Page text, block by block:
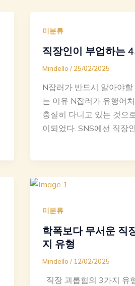
미분류
직장인이 부업하는
Mindello/ 25/02/2025
N잡러가 반드시 알아야
는 이유 N잡러가 유행어
충실히 다니고 있는 것으
이되었다. SNS에선 직장
미분류
학폭보다 무서운 직
지 유형
Mindello/ 12/02/2025
직장 괴롭힘의 3가지 유